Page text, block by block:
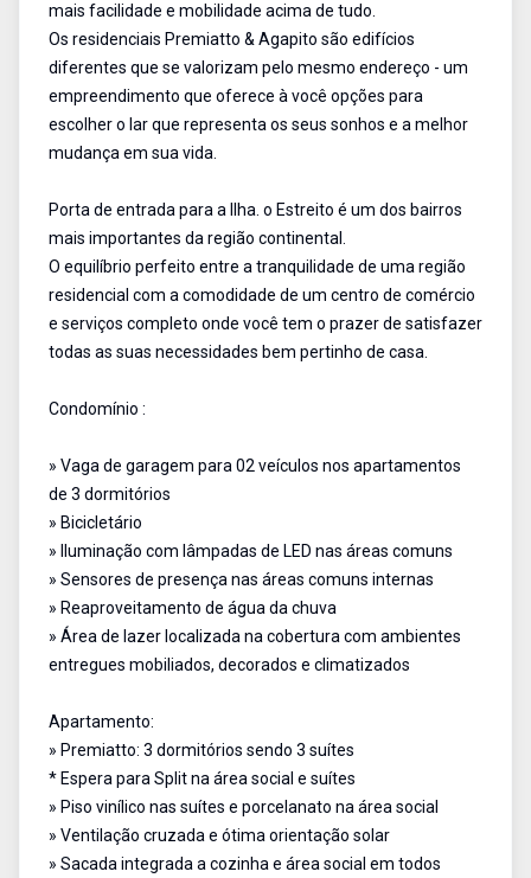
mais facilidade e mobilidade acima de tudo.
Os residenciais Premiatto & Agapito são edifícios
diferentes que se valorizam pelo mesmo endereço - um
empreendimento que oferece à você opções para
escolher o lar que representa os seus sonhos e a melhor
mudança em sua vida.
Porta de entrada para a Ilha. o Estreito é um dos bairros
mais importantes da região continental.
O equilíbrio perfeito entre a tranquilidade de uma região
residencial com a comodidade de um centro de comércio
e serviços completo onde você tem o prazer de satisfazer
todas as suas necessidades bem pertinho de casa.
Condomínio :
» Vaga de garagem para 02 veículos nos apartamentos
de 3 dormitórios
» Bicicletário
» Iluminação com lâmpadas de LED nas áreas comuns
» Sensores de presença nas áreas comuns internas
» Reaproveitamento de água da chuva
» Área de lazer localizada na cobertura com ambientes
entregues mobiliados, decorados e climatizados
Apartamento:
» Premiatto: 3 dormitórios sendo 3 suítes
* Espera para Split na área social e suítes
» Piso vinílico nas suítes e porcelanato na área social
» Ventilação cruzada e ótima orientação solar
» Sacada integrada a cozinha e área social em todos